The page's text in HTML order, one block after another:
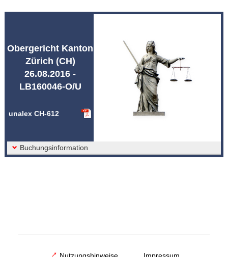
Obergericht Kanton
Zürich (CH)
26.08.2016 -
LB160046-O/U
unalex CH-612
Buchungsinformation
Nutzungshinweise Impressum